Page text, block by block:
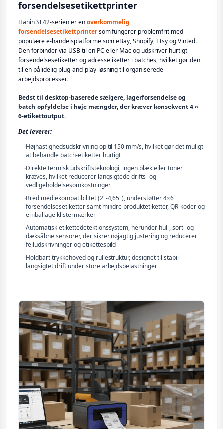
forsendelsesetikettprinter
Hanin SL42-serien er enoverkommelig
forsendelsesetikettprintersom fungerer problemfrit med
populære e-handelsplatforme som eBay, Shopify, Etsy og Vinted.
Den forbinder via USB til en PC eller Mac og udskriver hurtigt
forsendelsesetiketter og adressetiketter i batches, hvilket gør den
til en pålidelig plug-and-play-løsning til organiserede
arbejdsprocesser.
Bedst til desktop-baserede sælgere, lagerforsendelse og
batch-opfyldelse i høje mængder, der kræver konsekvent 4 ×
6-etikettoutput.
Det leverer:
·Højhastighedsudskrivning op til 150 mm/s, hvilket gør det muligt
at behandle batch-etiketter hurtigt
·Direkte termisk udskriftsteknologi, ingen blæk eller toner
kræves, hvilket reducerer langsigtede drifts- og
vedligeholdelsesomkostninger
·Bred mediekompatibilitet (2"-4,65"), understøtter 4×6
forsendelsesetiketter samt mindre produktetiketter, QR-koder og
emballage klistermærker
·Automatisk etikettedetektionssystem, herunder hul-, sort- og
dæksåbne sensorer, der sikrer nøjagtig justering og reducerer
fejludskrivninger og etikettespild
·Holdbart trykkehoved og rullestruktur, designet til stabil
langsigtet drift under store arbejdsbelastninger